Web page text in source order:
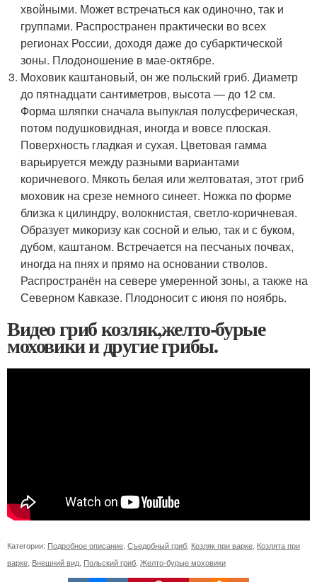
хвойными. Может встречаться как одиночно, так и
группами. Распространен практически во всех
регионах России, доходя даже до субарктической
зоны. Плодоношение в мае-октябре.
Моховик каштановый, он же польский гриб. Диаметр
до пятнадцати сантиметров, высота — до 12 см.
Форма шляпки сначала выпуклая полусферическая,
потом подушковидная, иногда и вовсе плоская.
Поверхность гладкая и сухая. Цветовая гамма
варьируется между разными вариантами
коричневого. Мякоть белая или желтоватая, этот гриб
моховик на срезе немного синеет. Ножка по форме
близка к цилиндру, волокнистая, светло-коричневая.
Образует микоризу как сосной и елью, так и с буком,
дубом, каштаном. Встречается на песчаных почвах,
иногда на пнях и прямо на основании стволов.
Распространён на севере умеренной зоны, а также на
Северном Кавказе. Плодоносит с июня по ноябрь.
Видео гриб козляк,желто-бурые
моховики и другие грибы.
Категории: Подробное описание Съедобный гриб Козляк при варке Козлята при
варке Внешний вид Польский гриб Желто-бурые моховики